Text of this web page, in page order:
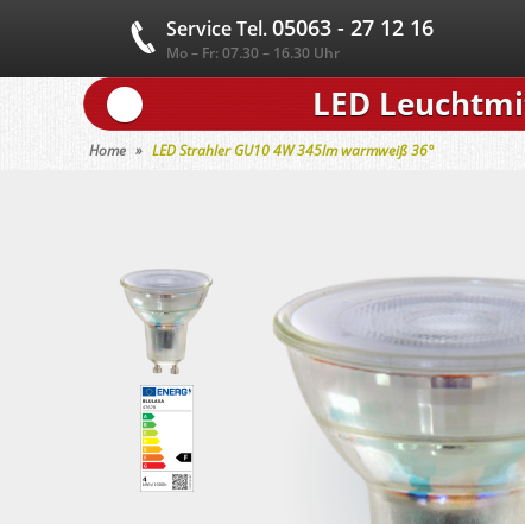
Service Tel.05063 - 27 12 16
Mo – Fr: 07.30 – 16.30 Uhr
LED
Home LED Strahler GU10 4W 345lm warmweiß 36°